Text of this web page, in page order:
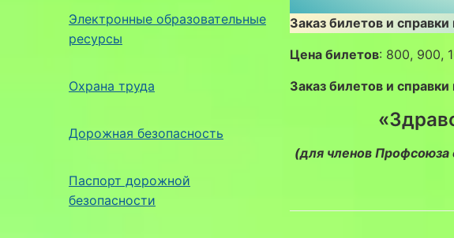
Электронные образовательные
ресурсы
Охрана труда
Дорожная безопасность
Паспорт дорожной
безопасности
Заказ билетов и
Цена билетов: 800, 900,
Заказ билетов и
(для членов Профсоюза